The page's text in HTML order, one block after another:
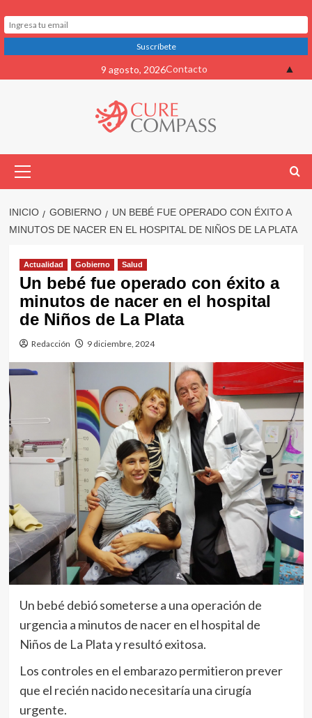
al
9 agosto, 2026Contacto
primario
INICIO GOBIERNO
UN BEBÉ FUE OPERADO CON ÉXITO A
MINUTOS DE NACER EN EL HOSPITAL DE NIÑOS DE LA PLATA
Actualidad Gobierno Salud
Un bebé fue operado con éxito a
minutos de nacer en el hospital
de Niños de La Plata
Redacción 9 diciembre, 2024
Un bebé debió someterse a una operación de
urgencia a minutos de nacer en el hospital de
Niños de La Plata y resultó exitosa.
Los controles en el embarazo permitieron prever
que el recién nacido necesitaría una cirugía
urgente.
▲